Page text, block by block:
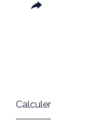
Calculer